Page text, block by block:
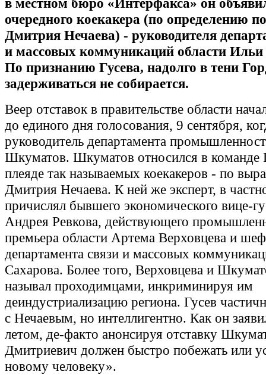
в местном бюро «Интерфакса» он
очередного коекакера (по определению
Дмитрия Нечаева) - руководителя
и массовых коммуникаций области
По признанию Гусева, надолго в тени
задерживаться не собирается.
Веер отставок в правительстве области
до единого дня голосования, 9 сентября,
руководитель департамента
Шкуматов. Шкуматов относился в команде
плеяде так называемых коекакеров - по
Дмитрия Нечаева. К ней же эксперт, в
причислял бывшего экономического вице-
Андрея Ревкова, действующего
премьера области Артема Верховцева и
департамента связи и массовых
Сахарова. Более того, Верховцева и
называл проходимцами, инкриминируя им
деиндустриализацию региона. Гусев
с Нечаевым, но интеллигентно. Как он
летом, де-факто анонсируя отставку
Дмитриевич должен быстро побежать или
новому человеку».